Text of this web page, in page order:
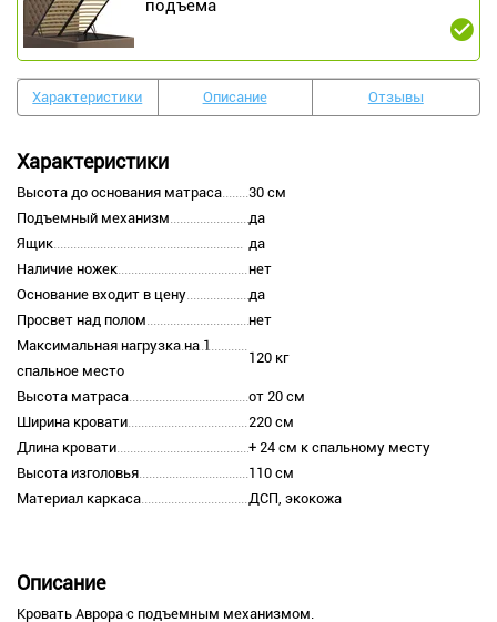
подъема
Характеристики Описание Отзывы
Характеристики
Высота до основания матраса
30 см
Подъемный механизм
да
Ящик
да
Наличие ножек
нет
Основание входит в цену
да
Просвет над полом
нет
Максимальная нагрузка на 1
спальное место
120 кг
Высота матраса
от 20 см
Ширина кровати
220 см
Длина кровати
+ 24 см к спальному месту
Высота изголовья
110 см
Материал каркаса
ДСП, экокожа
Описание
Кровать Аврора с подъемным механизмом.